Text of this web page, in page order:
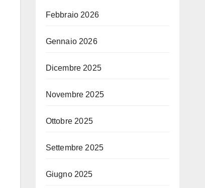
Febbraio 2026
Gennaio 2026
Dicembre 2025
Novembre 2025
Ottobre 2025
Settembre 2025
Giugno 2025